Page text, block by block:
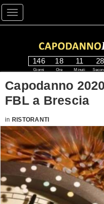
Toggle navigation
146
Giorni
18
Ore
11
Minuti
27
Capodanno
FBL a Brescia
in RISTORANTI